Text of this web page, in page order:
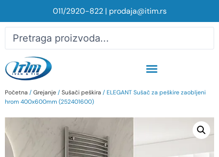
011/2920-822| prodaja@itim.rs
Početna /Grejanje/Sušači peškira / ELEGANT Sušač za peškire zaobljeni
hrom 400x600mm (252401600)